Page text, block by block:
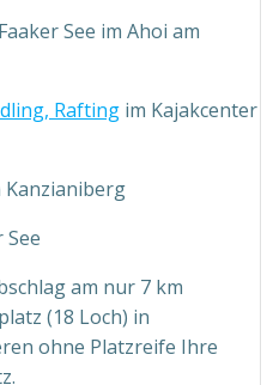
See im Ahoi am
Rafting im Kajakcenter
Kanzianiberg
See
am nur 7 km
(18 Loch) in
ohne Platzreife Ihre